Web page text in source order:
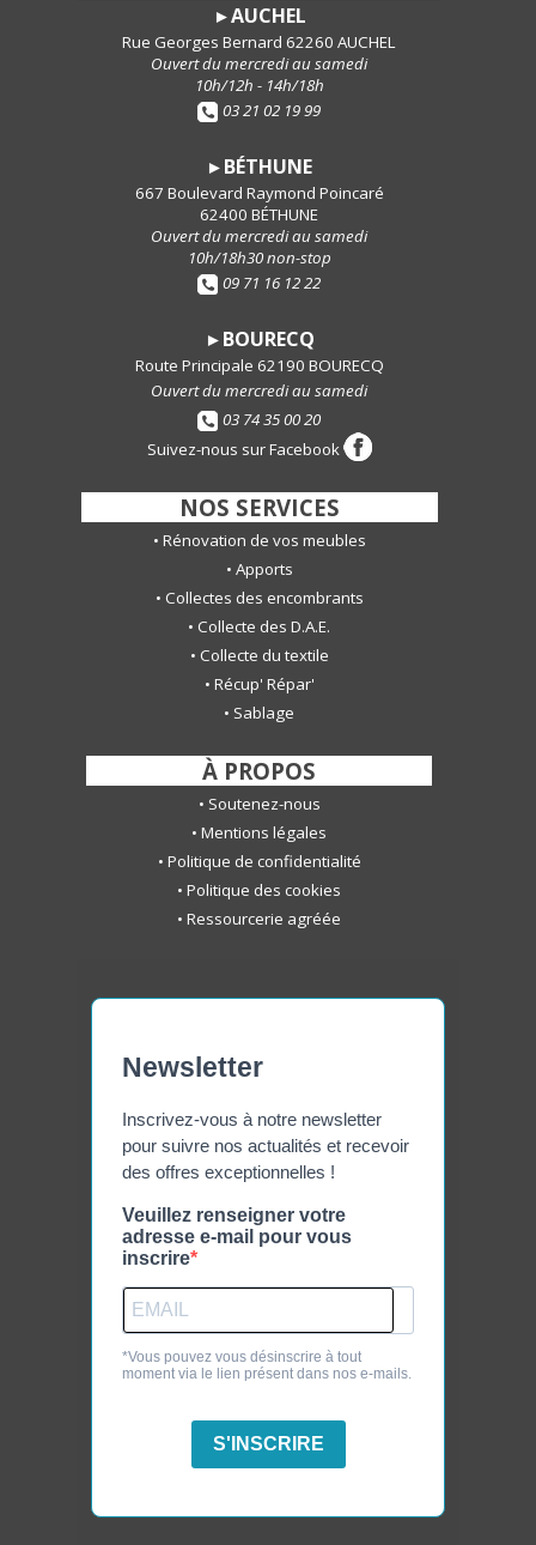
►AUCHEL
Rue Georges Bernard 62260 AUCHEL
Ouvert du mercredi au samedi
10h/12h - 14h/18h
03 21 02 19 99
► BÉTHUNE
667 Boulevard Raymond Poincaré
62400 BÉTHUNE
Ouvert du mercredi au samedi
10h/18h30 non-stop
09 71 16 12 22
► BOURECQ
Route Principale 62190 BOURECQ
Ouvert du mercredi au samedi
03 74 35 00 20
Suivez-nous sur Facebook
NOS SERVICES
• Rénovation de vos meubles
• Apports
• Collectes des encombrants
• Collecte des D.A.E.
• Collecte du textile
• Récup' Répar'
• Sablage
À PROPOS
• Soutenez-nous
• Mentions légales
• Politique de confidentialité
• Politique des cookies
• Ressourcerie agréée
Newsletter
Inscrivez-vous à notre newsletter
pour suivre nos actualités et recevoir
des offres exceptionnelles !
Veuillez renseigner votre
adresse e-mail pour vous
inscrire
*Vous pouvez vous désinscrire à tout
moment via le lien présent dans nos e-mails.
S'INSCRIRE